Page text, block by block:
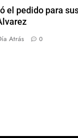
el pedido para
Atrás 0